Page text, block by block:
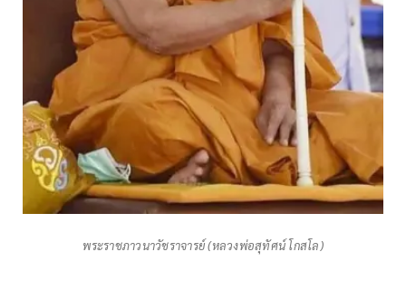
พระราชภาวนาวัชราจารย์ (หลวงพ่อสุทัศน์ โกสโล)